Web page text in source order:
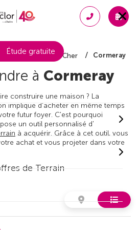
Étude gratuiteLoir-et-Cher Cormeray
à Cormeray
construire une maison ? La
implique d'acheter en même temps
futur foyer. C'est pourquoi
un outil personnalisé d'
à acquérir. Grâce à cet outil, vous
achat et vous projeter dans votre
de Terrain